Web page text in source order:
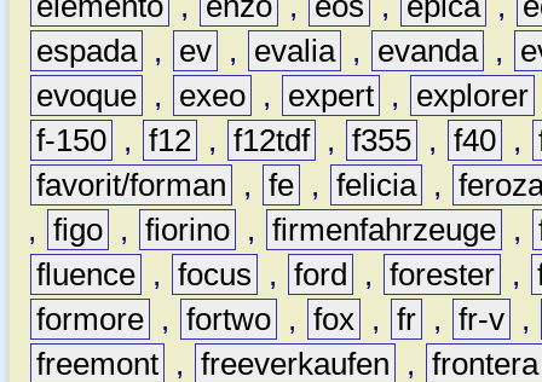
espada , ev , evalia , evanda ,
evoque , exeo , expert , explorer
f-150 , f12 , f12tdf , f355 , f40 ,
favorit/forman
, fe , felicia ,
, figo , fiorino , firmenfahrzeuge ,
fluence , focus , ford , forester ,
formore , fortwo , fox , fr , fr-v ,
freemont , freeverkaufen , frontera